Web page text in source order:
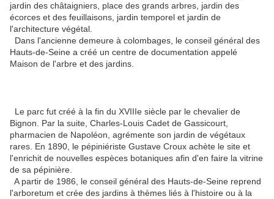
jardin des châtaigniers, place des grands arbres, jardin des
écorces et des feuillaisons, jardin temporel et jardin de
l'architecture végétal.
Dans l'ancienne demeure à colombages, le conseil général des
Hauts-de-Seine a créé un centre de documentation appelé
Maison de l'arbre et des jardins.
Le parc fut créé à la fin du XVIIIe siècle par le chevalier de
Bignon. Par la suite, Charles-Louis Cadet de Gassicourt,
pharmacien de Napoléon, agrémente son jardin de végétaux
rares. En 1890, le pépiniériste Gustave Croux achète le site et
l'enrichit de nouvelles espèces botaniques afin d'en faire la vitrine
de sa pépinière.
A partir de 1986, le conseil général des Hauts-de-Seine reprend
l'arboretum et crée des jardins à thèmes liés à l'histoire ou à la